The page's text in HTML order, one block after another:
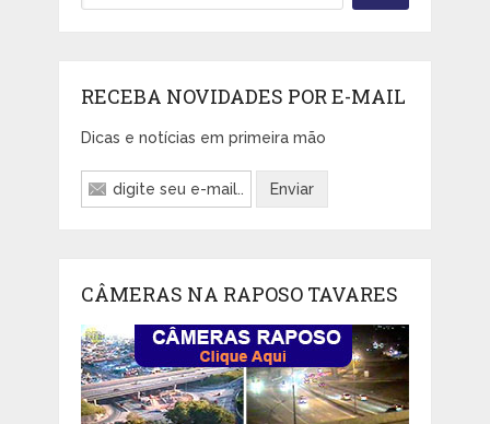
RECEBA NOVIDADES POR E-MAIL
Dicas e notícias em primeira mão
CÂMERAS NA RAPOSO TAVARES